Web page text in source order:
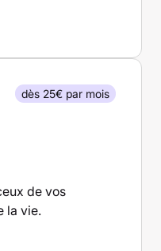
de vos
la vie.
dès 25€ par mois